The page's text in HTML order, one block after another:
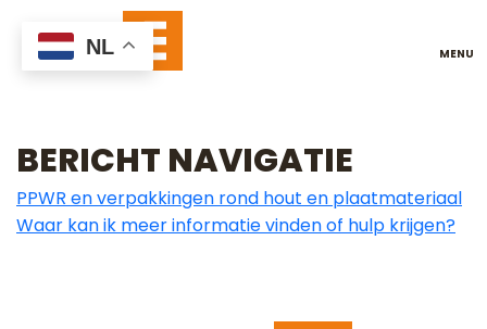
WELKE DAGEN ZIJN
JULLIE GESLOTEN IN
BERICHT NAVIGATIE
PPWR en verpakkingen rond hout en plaatmateriaal
Waar kan ik meer informatie vinden of hulp krijgen?
NL